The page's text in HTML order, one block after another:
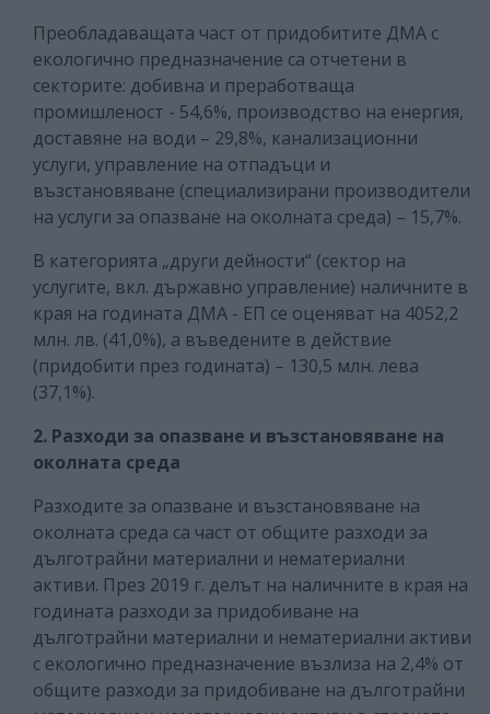
Преобладаващата част от придобитите ДМА с
екологично предназначение са отчетени в
секторите: добивна и преработваща
промишленост - 54,6%, производство на енергия,
доставяне на води – 29,8%, канализационни
услуги, управление на отпадъци и
възстановяване (специализирани производители
на услуги за опазване на околната среда) – 15,7%.
В категорията „други дейности“ (сектор на
услугите, вкл. държавно управление) наличните в
края на годината ДМА - ЕП се оценяват на 4052,2
млн. лв. (41,0%), а въведените в действие
(придобити през годината) – 130,5 млн. лева
(37,1%).
2. Разходи за опазване и възстановяване на
околната среда
Разходите за опазване и възстановяване на
околната среда са част от общите разходи за
дълготрайни материални и нематериални
активи. През 2019 г. делът на наличните в края на
годината разходи за придобиване на
дълготрайни материални и нематериални активи
с екологично предназначение възлиза на 2,4% от
общите разходи за придобиване на дълготрайни